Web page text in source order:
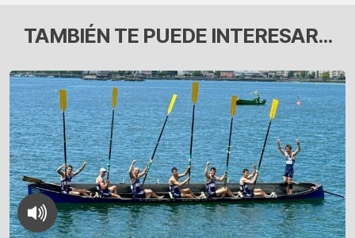
TAMBIÉN TE PUEDE INTERESAR...